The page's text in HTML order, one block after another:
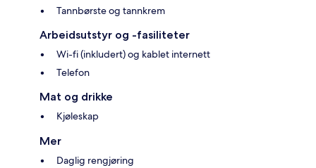
Tannbørste og tannkrem
Arbeidsutstyr og -fasiliteter
Wi-fi (inkludert) og kablet internett
Telefon
Mat og drikke
Kjøleskap
Mer
Daglig rengjøring